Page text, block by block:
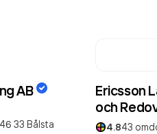
AB
33 Bålsta
Ericsson
och
4.843